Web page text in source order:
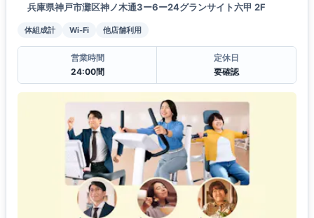
兵庫県神戸市灘区神ノ木通3ー6ー24グランサイト六甲 2F
体組成計 Wi-Fi 他店舗利用
営業時間
24:00間
定休日
要確認